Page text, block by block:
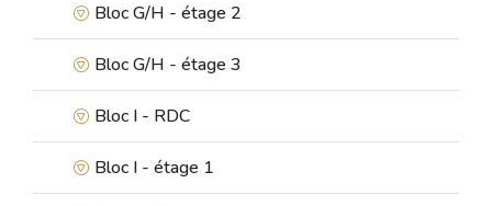
Bloc G/H - étage 2
Bloc G/H - étage 3
Bloc I - RDC
Bloc I - étage 1